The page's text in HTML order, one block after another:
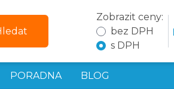
Zobrazit ceny:
bez DPH
s DPH
PORADNA BLOG